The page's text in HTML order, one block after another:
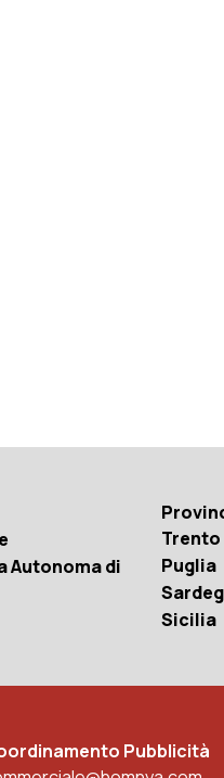
Autonoma di
Trento
Puglia
Sicilia
Pubblicità